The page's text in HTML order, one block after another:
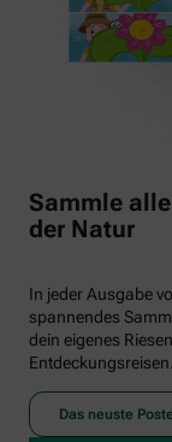
Sammle
der Natur
In jeder Ausgabe
spannendes
dein eigenes
Entdeckungsreisen.
Das neuste